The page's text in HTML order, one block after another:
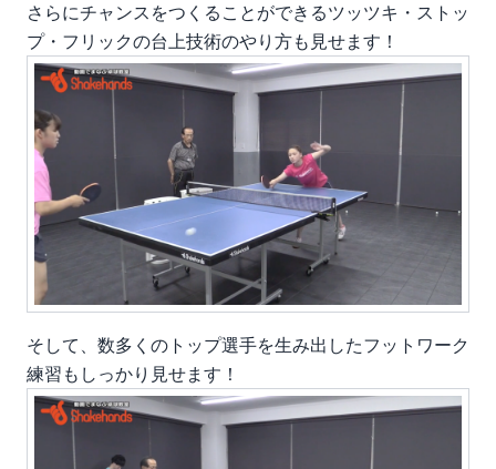
さらにチャンスをつくることができるツッツキ・ストッ
プ・フリックの台上技術のやり方も見せます！
そして、 数多くのトップ選手を生み出したフットワーク
練習 もしっかり見せます！